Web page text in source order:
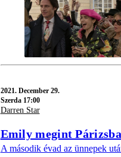
2021. December 29.
Szerda 17:00
Darren Star
Emily megint
A második évad az ünnepek